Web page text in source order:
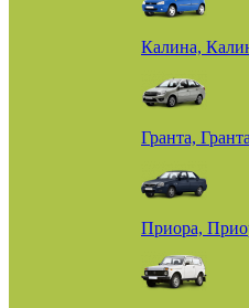
Калина,
Гранта,
Приора,